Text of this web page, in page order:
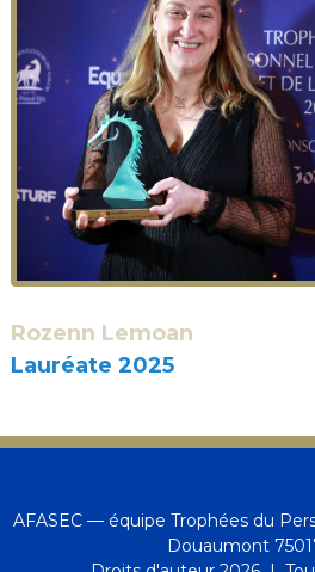
Rozenn Lemoan
Lauréate 2025
AFASEC — équipe Trophées du
Douaumont